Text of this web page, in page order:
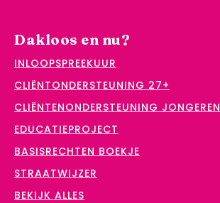
Dakloos en nu?
INLOOPSPREEKUUR
CLIËNTONDERSTEUNING 27+
CLIËNTENONDERSTEUNING JONGEREN
EDUCATIEPROJECT
BASISRECHTEN BOEKJE
STRAATWIJZER
BEKIJK ALLES